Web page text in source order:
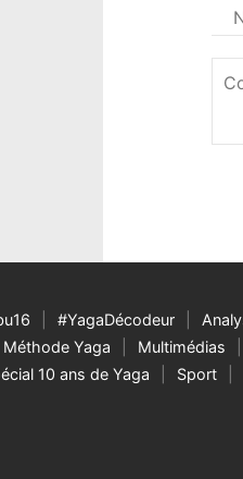
#YagaDécodeur
Méthode Yaga Multimédias
10 ans de Yaga
Sport